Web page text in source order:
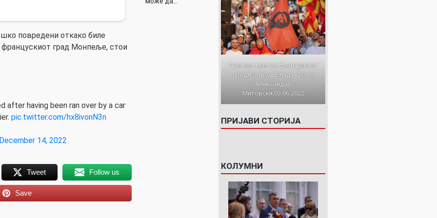
повредени откако биле
град Монпеље, стои
after having been ran over by a car
pic.twitter.com/hx8ivonN3n
14, 2022
Tweet Follow us
Save
Протест против францускиот
предлог пред Влада. Фото:
Александар
Митовски,03.06.2022
ПРИЈАВИ СТОРИЈА
КОЛУМНИ